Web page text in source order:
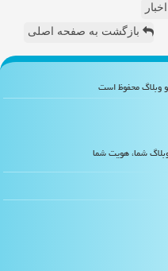
بازگشت به صفحه اصلی
شما، هویت شما